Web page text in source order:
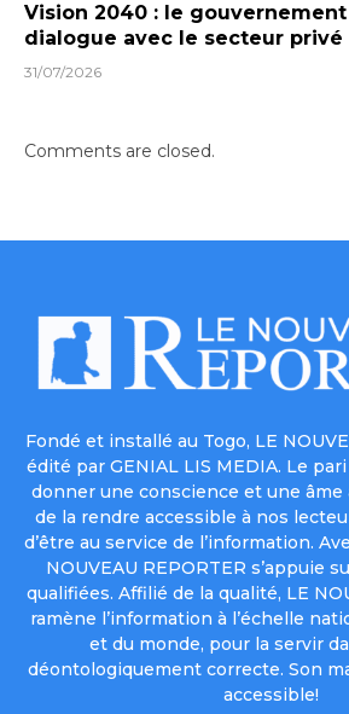
Vision 2040 : le
dialogue avec le secteur privé
31/07/2026
Comments are closed.
Fondé et installé au Togo, LE
édité par GENIAL LIS MEDIA. Le
donner une conscience et une âme
de la rendre accessible à nos
d’être au service de l’information.
NOUVEAU REPORTER s’appuie
qualifiées. Affilié de la qualité, LE
ramène l’information à l’échelle
et du monde, pour la servir
déontologiquement correcte. Son
accessible!